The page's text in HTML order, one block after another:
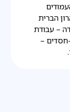
הברית
– עבודת
חסדים –